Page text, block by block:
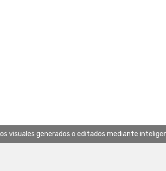
visuales generados o editados mediante